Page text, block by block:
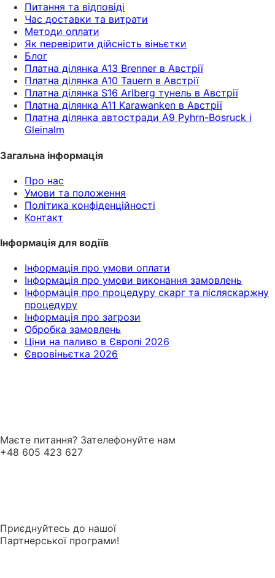
Питання та відповіді
Час доставки та витрати
Методи оплати
Як перевірити дійсність віньєтки
Блог
Платна ділянка A13 Brenner в Австрії
Платна ділянка A10 Tauern в Австрії
Платна ділянка S16 Arlberg тунель в Австрії
Платна ділянка A11 Karawanken в Австрії
Платна ділянка автостради A9 Pyhrn-Bosruck і
Gleinalm
Загальна інформація
Про нас
Умови та положення
Політика конфіденційності
Контакт
Інформація для водіїв
Інформація про умови оплати
Інформація про умови виконання замовлень
Інформація про процедуру скарг та післяскаржну
процедуру
Інформація про загрози
Обробка замовлень
Ціни на паливо в Європі 2026
Євровіньєтка 2026
Маєте питання? Зателефонуйте нам
+48 605 423 627
Приєднуйтесь до нашої
Партнерської програми!